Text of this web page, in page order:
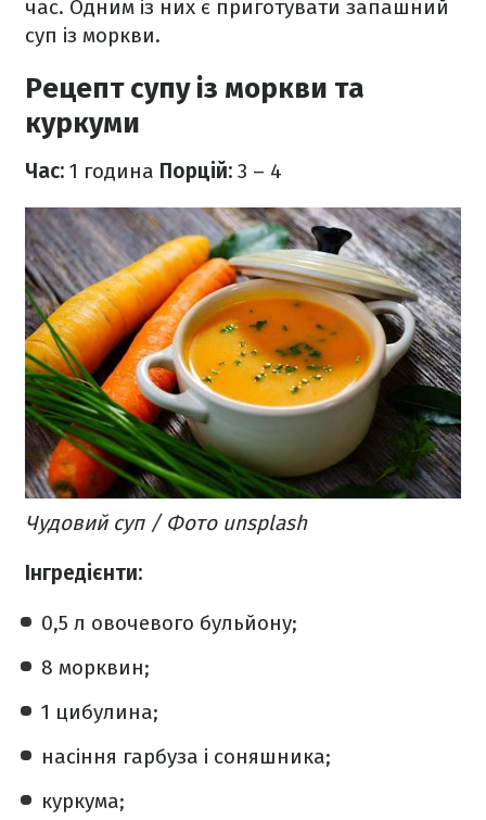
час. Одним із них є приготувати запашний
суп із моркви.
Рецепт супу із моркви та
куркуми
Час: 1 година Порцій: 3 – 4
Чудовий суп / Фото unsplash
Інгредієнти:
0,5 л овочевого бульйону;
8 морквин;
1 цибулина;
насіння гарбуза і соняшника;
куркума;